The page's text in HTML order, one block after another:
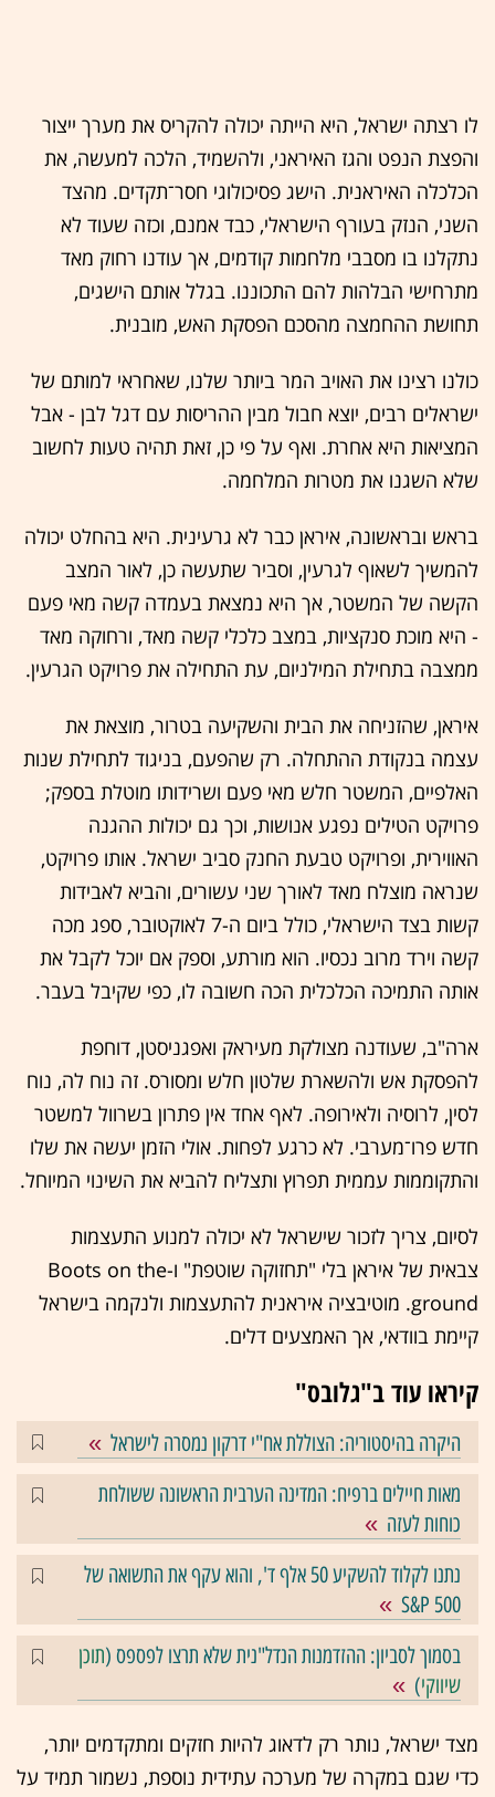
לו רצתה ישראל, היא הייתה יכולה להקריס את מערך ייצור
והפצת הנפט והגז האיראני, ולהשמיד, הלכה למעשה, את
הכלכלה האיראנית. הישג פסיכולוגי חסר־תקדים. מהצד
השני, הנזק בעורף הישראלי, כבד אמנם, וכזה שעוד לא
נתקלנו בו מסבבי מלחמות קודמים, אך עודנו רחוק מאד
מתרחישי הבלהות להם התכוננו. בגלל אותם הישגים,
תחושת ההחמצה מהסכם הפסקת האש, מובנית.
כולנו רצינו את האויב המר ביותר שלנו, שאחראי למותם של
ישראלים רבים, יוצא חבול מבין ההריסות עם דגל לבן - אבל
המציאות היא אחרת. ואף על פי כן, זאת תהיה טעות לחשוב
שלא השגנו את מטרות המלחמה.
בראש ובראשונה, איראן כבר לא גרעינית. היא בהחלט יכולה
להמשיך לשאוף לגרעין, וסביר שתעשה כן, לאור המצב
הקשה של המשטר, אך היא נמצאת בעמדה קשה מאי פעם
- היא מוכת סנקציות, במצב כלכלי קשה מאד, ורחוקה מאד
ממצבה בתחילת המילניום, עת התחילה את פרויקט הגרעין.
איראן, שהזניחה את הבית והשקיעה בטרור, מוצאת את
עצמה בנקודת ההתחלה. רק שהפעם, בניגוד לתחילת שנות
האלפיים, המשטר חלש מאי פעם ושרידותו מוטלת בספק;
פרויקט הטילים נפגע אנושות, וכך גם יכולות ההגנה
האווירית, ופרויקט טבעת החנק סביב ישראל. אותו פרויקט,
שנראה מוצלח מאד לאורך שני עשורים, והביא לאבידות
קשות בצד הישראלי, כולל ביום ה-7 לאוקטובר, ספג מכה
קשה וירד מרוב נכסיו. הוא מורתע, וספק אם יוכל לקבל את
אותה התמיכה הכלכלית הכה חשובה לו, כפי שקיבל בעבר.
ארה"ב, שעודנה מצולקת מעיראק ואפגניסטן, דוחפת
להפסקת אש ולהשארת שלטון חלש ומסורס. זה נוח לה, נוח
לסין, לרוסיה ולאירופה. לאף אחד אין פתרון בשרוול למשטר
חדש פרו־מערבי. לא כרגע לפחות. אולי הזמן יעשה את שלו
והתקוממות עממית תפרוץ ותצליח להביא את השינוי המיוחל.
לסיום, צריך לזכור שישראל לא יכולה למנוע התעצמות
צבאית של איראן בלי "תחזוקה שוטפת" ו -Boots on the
ground. מוטיבציה איראנית להתעצמות ולנקמה בישראל
קיימת בוודאי, אך האמצעים דלים.
קיראו עוד ב"גלובס"
היקרה בהיסטוריה: הצוללת אח"י דרקון נמסרה לישראל
מאות חיילים ברפיח: המדינה הערבית הראשונה ששולחת
כוחות לעזה
נתנו לקלוד להשקיע 50 אלף ד', והוא עקף את התשואה של
S&P 500
בסמוך לסביון: ההזדמנות הנדל"נית שלא תרצו לפספס (תוכן
שיווקי)
‏מצד ישראל, נותר רק לדאוג להיות חזקים ומתקדמים יותר,
כדי שגם במקרה של מערכה עתידית נוספת, נשמור תמיד על